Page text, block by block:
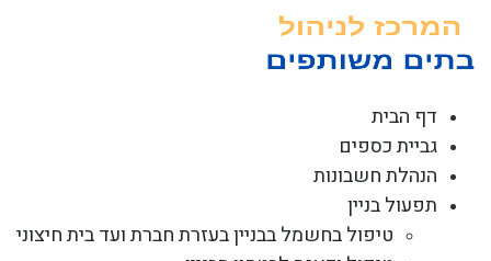
דף הבית
גביית כספים
הנהלת חשבונות
תפעול בניין
טיפול בחשמל בבניין בעזרת חברת ועד בית חיצוני